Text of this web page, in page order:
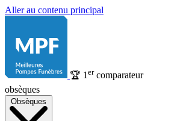
Aller au contenu principal
🏆 1 ercomparateur
obsèques
Obsèques